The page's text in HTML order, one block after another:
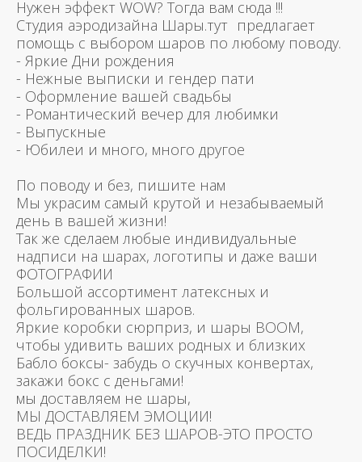
Нужен эффект WOW? Тогда вам сюда !!!
Студия аэродизайна Шары.тут предлагает
помощь с выбором шаров по любому поводу.
- Яркие Дни рождения
- Нежные выписки и гендер пати
- Оформление вашей свадьбы
- Романтический вечер для любимки
- Выпускные
- Юбилеи и много, много другое
По поводу и без, пишите нам
Мы украсим самый крутой и незабываемый
день в вашей жизни!
Так же сделаем любые индивидуальные
надписи на шарах, логотипы и даже ваши
ФОТОГРАФИИ
Большой ассортимент латексных и
фольгированных шаров.
Яркие коробки сюрприз, и шары BOOM,
чтобы удивить ваших родных и близких
Бабло боксы- забудь о скучных конвертах,
закажи бокс с деньгами!
мы доставляем не шары,
МЫ ДОСТАВЛЯЕМ ЭМОЦИИ!
ВЕДЬ ПРАЗДНИК БЕЗ ШАРОВ-ЭТО ПРОСТО
ПОСИДЕЛКИ!